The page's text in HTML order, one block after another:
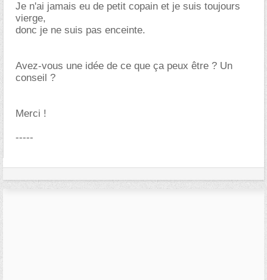
Je n'ai jamais eu de petit copain et je suis toujours
vierge,
donc je ne suis pas enceinte.
Avez-vous une idée de ce que ça peux être ? Un
conseil ?
Merci !
-----